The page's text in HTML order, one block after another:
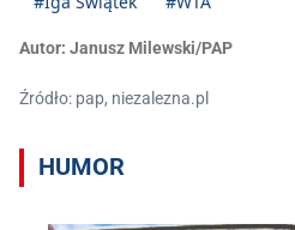
Autor: Janusz Milewski/PAP
Źródło: pap, niezalezna.pl
HUMOR